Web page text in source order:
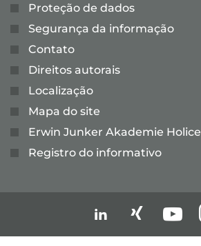
Proteção de dados
Segurança da informação
Contato
Direitos autorais
Localização
Mapa do site
Erwin Junker Akademie Holice
Registro do informativo